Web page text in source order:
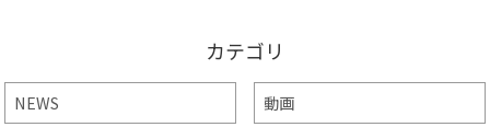
カテゴリ
NEWS 動画